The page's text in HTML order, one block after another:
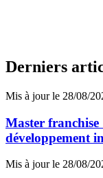
Derniers
Mis à jour le 28/08/
Master
développement
Mis à jour le 28/08/